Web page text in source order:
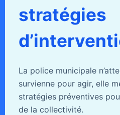
stratégies
La police municipale
survienne pour agir, elle
stratégies préventives
de la collectivité.